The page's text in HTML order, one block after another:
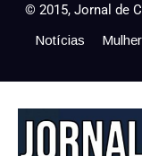
© 2015, Jornal de
Notícias Mulher